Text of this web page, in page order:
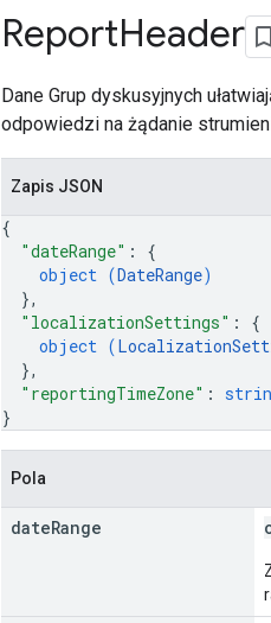
ReportHeader
Dane Grup dyskusyjnych
odpowiedzi na żądanie
Zapis JSON
{
"dateRange" : {
object (DateRange)
},
"localizationSettings" : {
object (
},
"reportingTimeZone" :
}
Pola
dateRange